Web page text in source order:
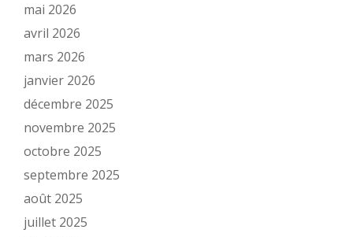
mai 2026
avril 2026
mars 2026
janvier 2026
décembre 2025
novembre 2025
octobre 2025
septembre 2025
août 2025
juillet 2025